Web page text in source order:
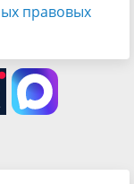
правовых